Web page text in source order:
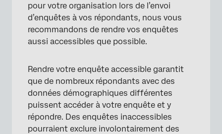
pour votre organisation lors de l’envoi
d’enquêtes à vos répondants, nous vous
recommandons de rendre vos enquêtes
aussi accessibles que possible.
Rendre votre enquête accessible garantit
que de nombreux répondants avec des
données démographiques différentes
puissent accéder à votre enquête et y
répondre. Des enquêtes inaccessibles
pourraient exclure involontairement des